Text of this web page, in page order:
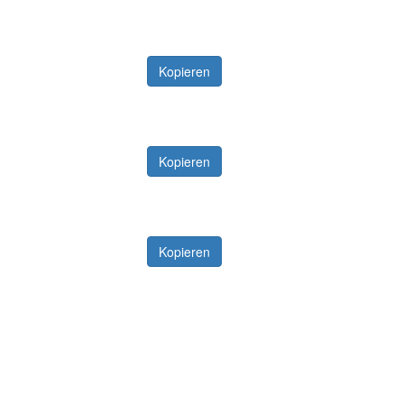
Kopieren
Kopieren
Kopieren